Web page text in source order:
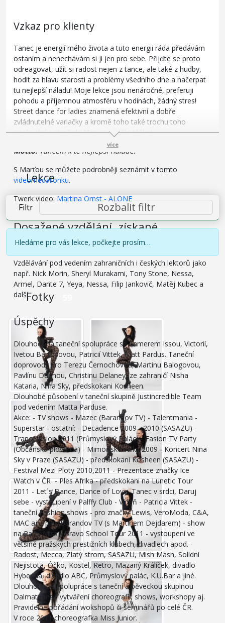
Vzkaz pro klienty
Tanec je energií mého života a tuto energii ráda předávám
ostaním a nenechávám si ji jen pro sebe. Přijďte se proto
odreagovat, užít si radost nejen z tance, ale také z hudby,
hodit za hlavu starosti a problémy všedního dne a načerpat
tu nejlepší náladu! Moje lekce jsou nenáročné, preferuji
pohodu a příjemnou atmosféru v hodinách, žádný stres!
Street dance for ladies znamená efektivní a dobře
zvládnutelné variačky a kromě toho také trochu toho
posilování a strečink! Moc se na Vás těším!
Motto: Tancem k té nejlepší náladě!
S Marťou se můžete podrobněji seznámit v tomto
videomedailonku.
Twerk video:Martina Ornst - ALONE
Dosažené vzdělání, získané
certifikáty opravňující k výuce
Vzdělávání pod vedením zahraničních i českých lektorů jako
např. Nick Morin, Sheryl Murakami, Tony Stone, Nessa,
Armel, Dante 7, Yeya, Nessa, Filip Jankovič, Matěj Kubec a
další.
Úspěchy
Dlouhodobá taneční spolupráce se Samerem Issou, Victorií,
Ivetou Bartošovou, Patricií Vittek, Matt Pardus. Taneční
doprovody pro Terezu Černochovou, Martinu Balogovou,
Pavlínu Dubnou, Christinu Delaney, ze zahraničí Nisha
Kataria, Nina Sky, předskokani Kosheen.
Dlouhobé působení v taneční skupině Justincredible Team
pod vedením Matta Parduse.
Akce: - TV shows - Mazec (Barandov TV) - Talentmania -
Superstar - ostatní: - Decadence 2009 - 2010 (SASAZU) -
Trancefusion 2011 (Průmyslový Palác) - Fasion TV Party
(Občanská plovárna) - Mimoňské války 2009 - Koncert Nina
Sky v Praze (SASAZU) - předskokani Kosheen (SASAZU) -
Festival Mezi Ploty 2010,2011 - Prezentace značky Ice
Watch v ČR - Ples Afrika - předskokani na Lunetic Tour
2011 - Let´s Dance, Dance of Love, Tanec v srdci, Daruj
sebe - vystoupení v Palffy Club - Vídeň - Patricia Vittek -
taneční Fashion shows - pro značky Lewis, VeroModa, C&A,
MAC aj. - ples Barandov TV (s Martinem Dejdarem) - show
na Party Miss - Bravo School Tour 2011 - vystoupení ve
většině pražských prestižních klubech, divadlech apod. -
Radost, Mecca, Zlatý strom, SASAZU, Mish Mash, Solidní
Nejistota, Óčko, Kostel, Retro, Mazaný Králíček, divadlo
Hybernia, divadlo ABC, Průmyslový palác, K.U.Bar a jiné.
Dlouhodobá spolupráce s taneční a pěveckou skupinou
Dalmateens - vytváření choreografií, shows, workshopy aj.
Pravidelné pořádání wokshopů či seminářů po celé ČR.
V roce 2011 choreografka Miss Junior.
více
Lekce
Filtr Rozbalit filtr
Hledáme pro vás lekce, počkejte prosím…
Fotky